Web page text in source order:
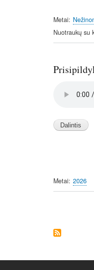
Metai
Nuotraukų su
Metai 2026